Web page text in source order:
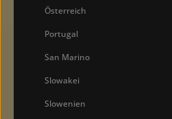
Österreich
Portugal
San Marino
Slowakei
Slowenien